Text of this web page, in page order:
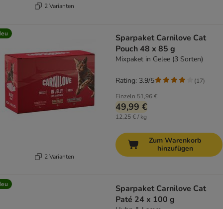
2 Varianten
2 Varianten
Sparpaket Carnilove Cat
Pouch 48 x 85 g
Mixpaket in Gelee (3 Sorten)
Einzeln 51,96 €
49,99 €
12,25 € / kg
Rating: 3.9/5 (17)
Zum Warenkorb
hinzufügen
Sparpaket Carnilove Cat
Paté 24 x 100 g